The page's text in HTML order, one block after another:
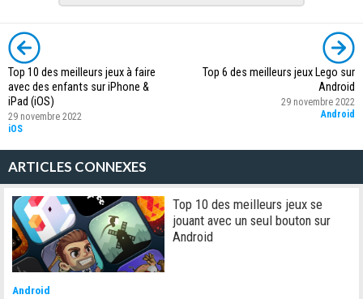
Top 10 des meilleurs jeux à faire
avec des enfants sur iPhone &
iPad (iOS)
29 novembre 2022
iOS
Top 6 des meilleurs jeux Lego sur
Android
29 novembre 2022
Android
ARTICLES CONNEXES
Top 10 des meilleurs jeux se
jouant avec un seul bouton sur
Android
Android